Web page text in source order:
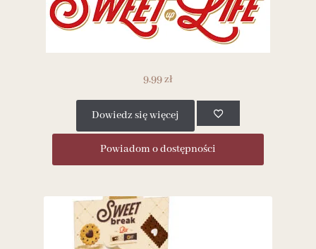
9.99zł
Dowiedz się więcej
Powiadom o dostępności